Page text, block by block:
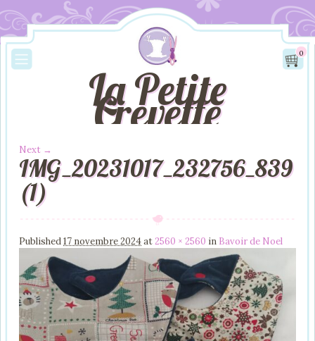
La Petite
Crevette
0
Image navigation
Next →
IMG_20231017_232756_839
(1)
Published17 novembre 2024at2560 × 2560 in Bavoir de Noel